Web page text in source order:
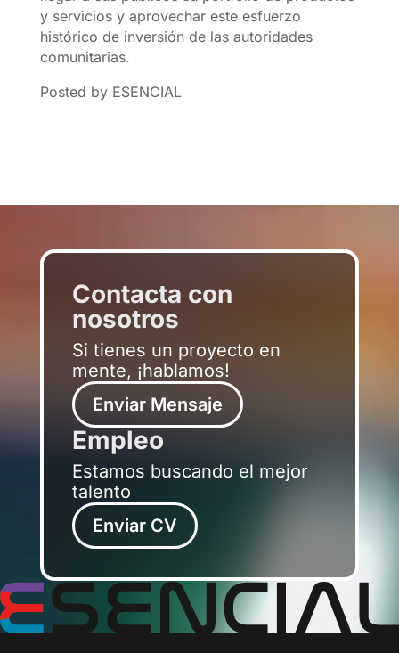
y servicios y aprovechar este esfuerzo
histórico de inversión de las autoridades
comunitarias.
Posted by ESENCIAL
Contacta con
nosotros
Si tienes un proyecto en
mente, ¡hablamos!
Enviar Mensaje
Empleo
Estamos buscando el mejor
talento
Enviar CV